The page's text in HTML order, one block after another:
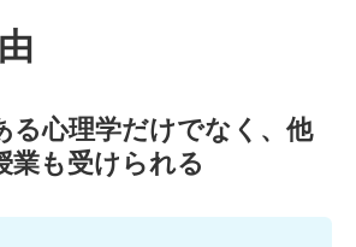
る心理学だけでなく、他
業も受けられる